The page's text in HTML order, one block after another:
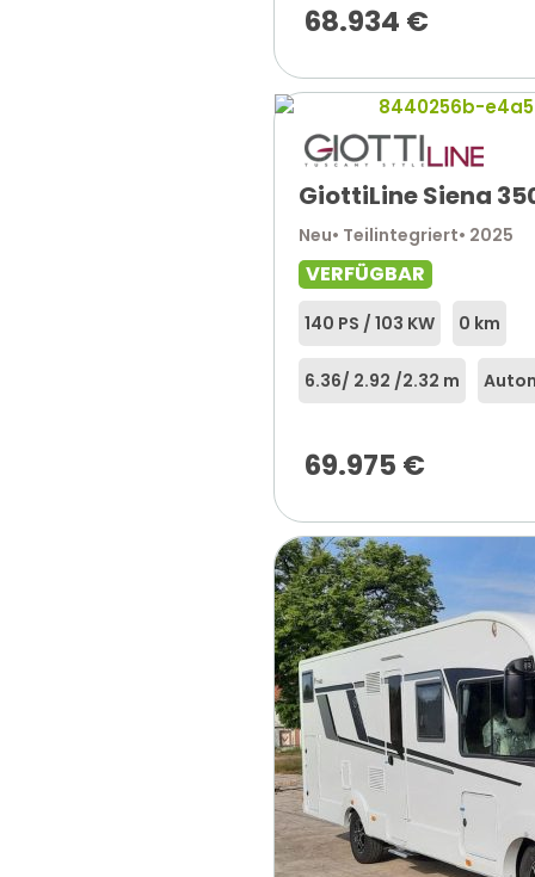
68.934 €
GiottiLine Siena
Neu• Teilintegriert• 2025
VERFÜGBAR
140 PS / 103 KW 0 km
6.36/ 2.92 /2.32 m
69.975 €